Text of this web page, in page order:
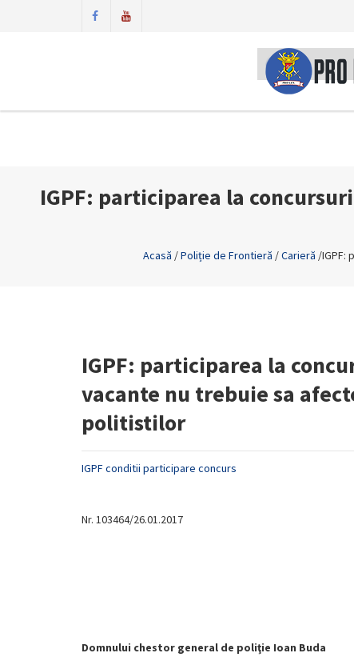
IGPF: participarea la
Acasă /Poliție de Frontieră /Carieră /IGPF:
IGPF: participarea la
vacante nu trebuie sa
politistilor
IGPF conditii participare concurs
Nr. 103464/26.01.2017
Domnului chestor general de poliţie Ioan Buda